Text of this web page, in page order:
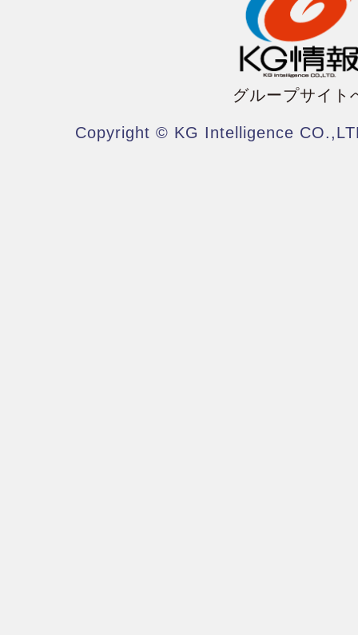
グループサイト
Copyright © KG Intelligence